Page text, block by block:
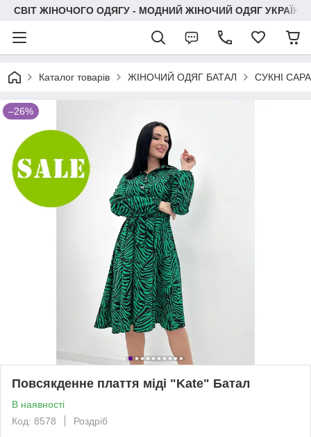
СВІТ ЖІНОЧОГО ОДЯГУ - МОДНИЙ ЖІНОЧИЙ ОДЯГ УКРАЇНИ
Каталог товарів ЖІНОЧИЙ ОДЯГ БАТАЛ СУКНІ
–26%
Повсякденне плаття міді "Kate" Батал
В наявності
Код: 8578
Роздріб